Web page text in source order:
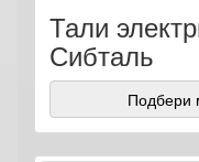
Тали
Сибталь
Подбери